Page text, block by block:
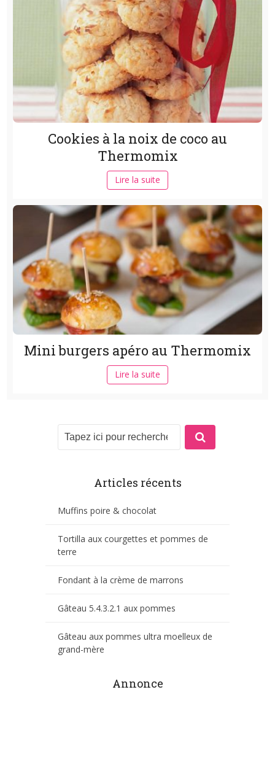
Cookies à la noix de coco au
Thermomix
Lire la suite
Mini burgers apéro au Thermomix
Lire la suite
Articles récents
Muffins poire & chocolat
Tortilla aux courgettes et pommes de
terre
Fondant à la crème de marrons
Gâteau 5.4.3.2.1 aux pommes
Gâteau aux pommes ultra moelleux de
grand-mère
Annonce